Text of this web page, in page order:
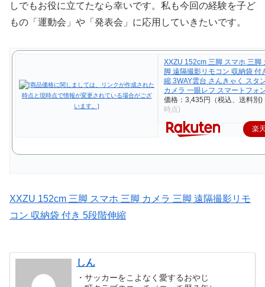
しでもお役に立てたなら幸いです。私も今回の経験を子ど
もの「運動会」や「発表会」に応用していきたいです。
XXZU 152cm 三脚 スマホ 三脚
脚 遠隔撮影リモコン 収納袋 付
縮 3WAY雲台 さんきゃく スタ
カメラ 一眼レフ スマートフォ
価格：3,435円（税込、送料別)
時点)
楽
XXZU 152cm 三脚 スマホ 三脚 カメラ 三脚 遠隔撮影リモ
コン 収納袋 付き 5段階伸縮
しん
・サッカーをこよなく愛するおやじ